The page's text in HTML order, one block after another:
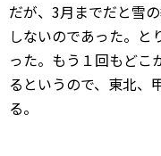
だが、3月までだと雪
しないのであった。と
った。もう１回もどこ
るというので、東北、
る。